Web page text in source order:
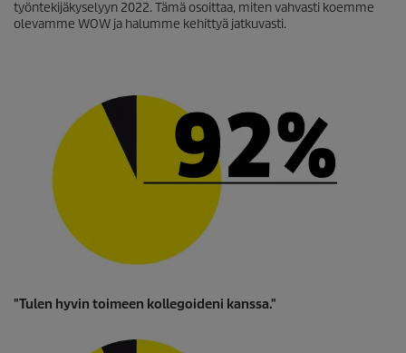
työntekijäkyselyyn 2022. Tämä osoittaa, miten vahvasti koemme
olevamme WOW ja halumme kehittyä jatkuvasti.
"Tulen hyvin toimeen kollegoideni kanssa."